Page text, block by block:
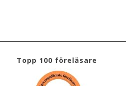
Topp 100 föreläsare